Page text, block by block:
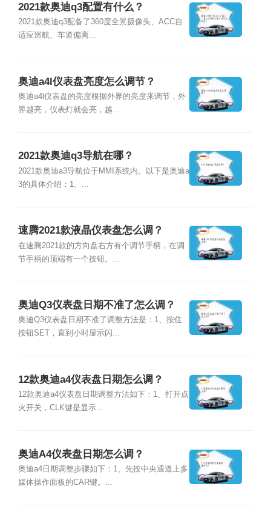
2021款奥迪q3配置有什么？
2021款奥迪q3配备了360度全景摄像头、ACC自
适应巡航、车道偏离...
奥迪a4l仪表盘亮度怎么调节？
奥迪a4l仪表盘的亮度根据外界的亮度来调节，外
界越亮，仪表灯就会亮，越...
2021款奥迪q3导航在哪？
2021款奥迪a3导航位于MMI系统内。以下是奥迪a
3的具体介绍：1、...
速腾2021款液晶仪表盘怎么调？
在速腾2021款的方向盘右方有个调节手柄，在调
节手柄的顶端有一个按钮。...
奥迪Q3仪表盘日期不准了怎么调？
奥迪Q3仪表盘日期不准了调整方法是：1、按住
按钮SET，直到小时显示闪...
12款奥迪a4仪表盘日期怎么调？
12款奥迪a4仪表盘日期调整方法如下：1、打开点
火开关，CLK键是显示...
奥迪A4仪表盘日期怎么调？
奥迪a4日期调整步骤如下：1、先按中央通道上多
媒体操作面板的CAR键。...